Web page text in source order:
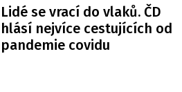
Lidé se vrací do vlaků. ČD
hlásí nejvíce cestujících od
pandemie covidu